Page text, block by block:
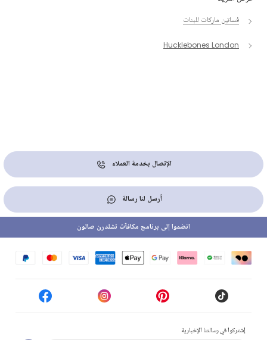
فساتين ماركات للبنات
Hucklebones London
الإتصال بخدمة العملاء
أرسل لنا رسالة
إشتركوا في رسالتنا الإخبارية
انضموا إلى برنامج مكافآت تشلدرن صالون